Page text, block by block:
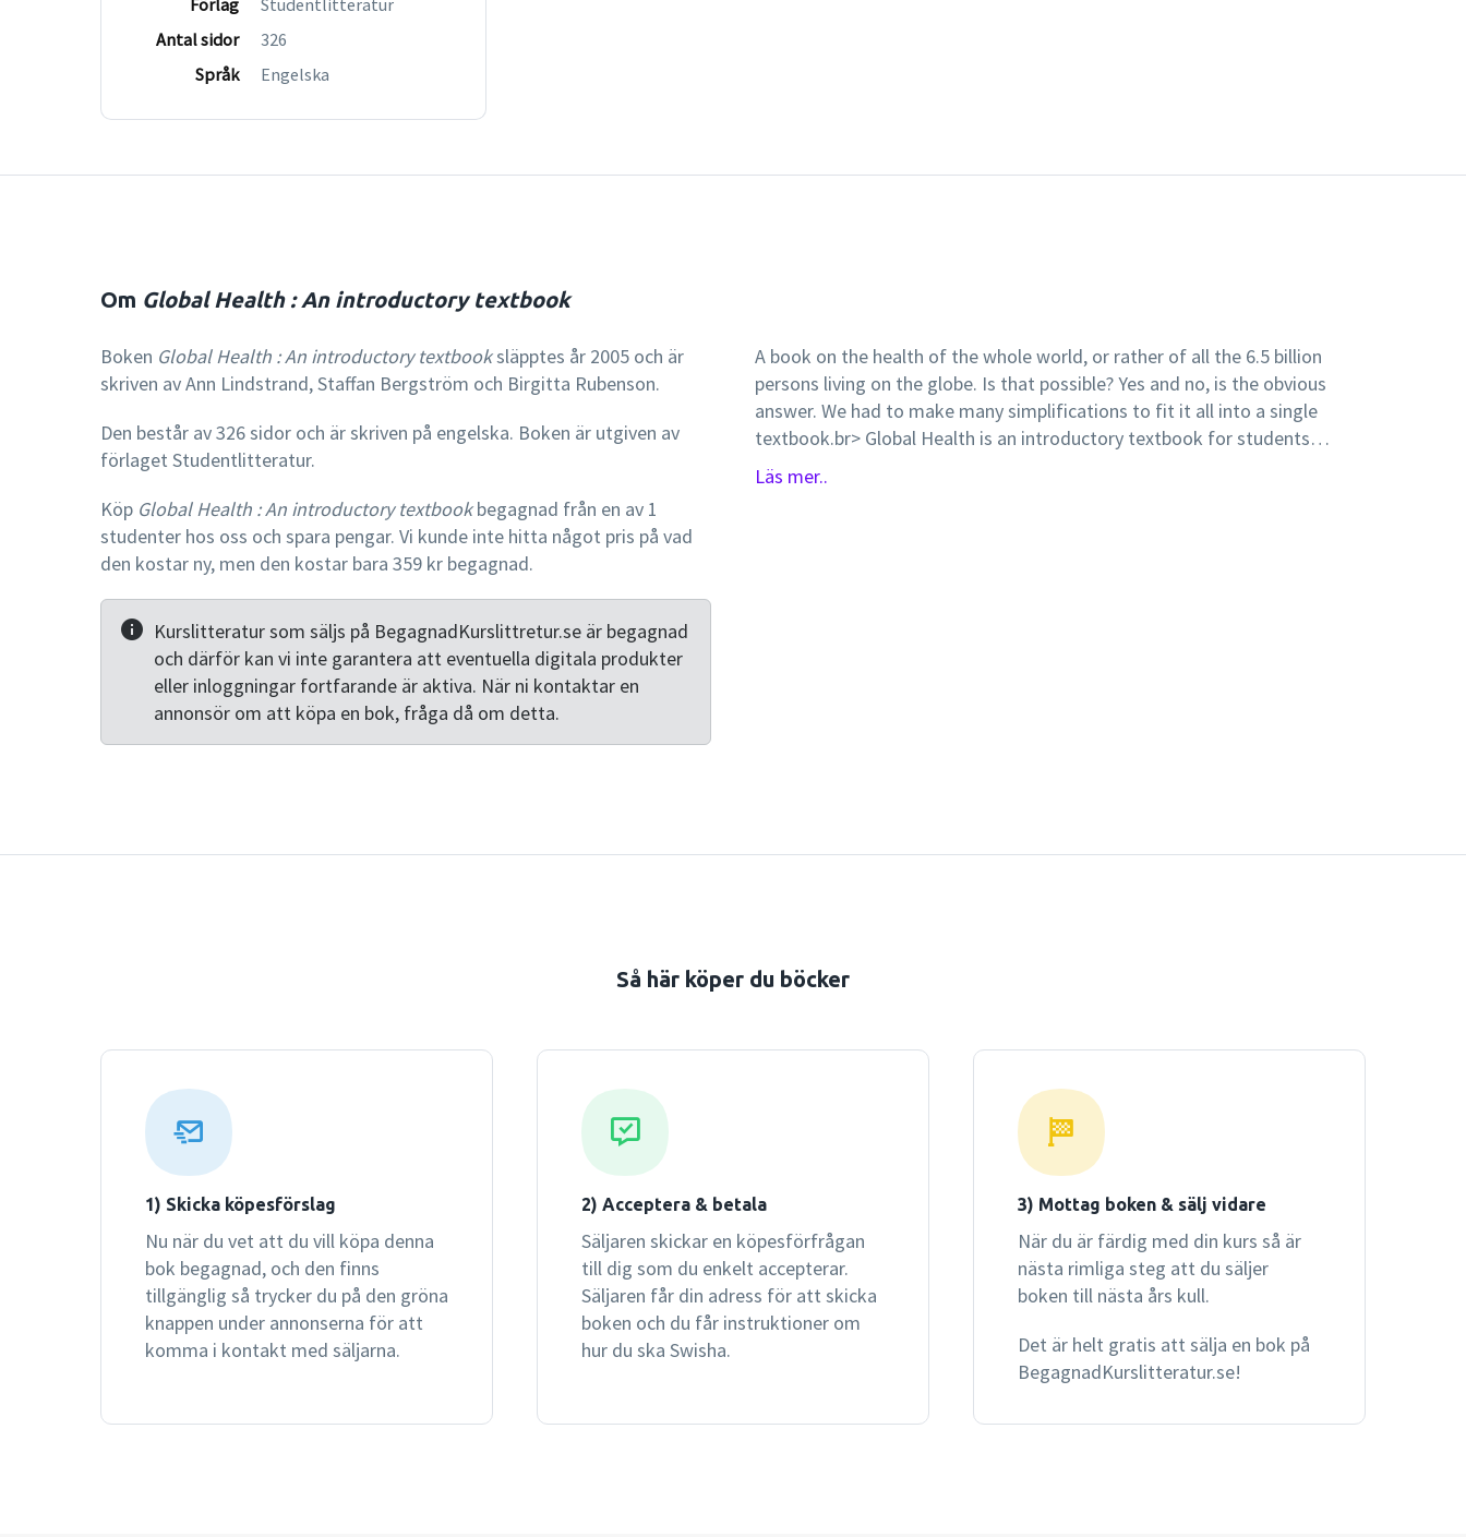
Förlag
Studentlitteratur
Antal sidor
326
Språk
Engelska
Om Global Health : An introductory textbook
Boken Global Health : An introductory textbooksläpptes år 2005 och är
skriven av Ann Lindstrand, Staffan Bergström och Birgitta Rubenson.
Den består av 326 sidor och är skriven på engelska. Boken är utgiven av
förlaget Studentlitteratur.
Köp Global Health : An introductory textbookbegagnad från en av 1
studenter hos oss och spara pengar. Vi kunde inte hitta något pris på vad
den kostar ny, men den kostar bara 359 kr begagnad.
Kurslitteratur som säljs på BegagnadKurslittretur.se är begagnad
och därför kan vi inte garantera att eventuella digitala produkter
eller inloggningar fortfarande är aktiva. När ni kontaktar en
annonsör om att köpa en bok, fråga då om detta.
A book on the health of the whole world, or rather of all the 6.5 billion
persons living on the globe. Is that possible? Yes and no, is the obvious
answer. We had to make many simplifications to fit it all into a single
textbook.br> Global Health is an introductory textbook for students
wanting to • get an understanding of how the health of the world's
Läs mer..
Så här köper du böcker
1) Skicka köpesförslag
Nu när du vet att du vill köpa denna
bok begagnad, och den finns
tillgänglig så trycker du på den gröna
knappen under annonserna för att
komma i kontakt med säljarna.
2) Acceptera & betala
Säljaren skickar en köpesförfrågan
till dig som du enkelt accepterar.
Säljaren får din adress för att skicka
boken och du får instruktioner om
hur du ska Swisha.
3) Mottag boken & sälj vidare
När du är färdig med din kurs så är
nästa rimliga steg att du säljer
boken till nästa års kull.
Det är helt gratis att sälja en bok på
BegagnadKurslitteratur.se!